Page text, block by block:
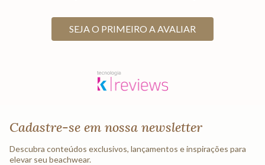
SEJA O PRIMEIRO A AVALIAR
Cadastre-se em nossa newsletter
Descubra conteúdos exclusivos, lançamentos e inspirações para
elevar seu beachwear.